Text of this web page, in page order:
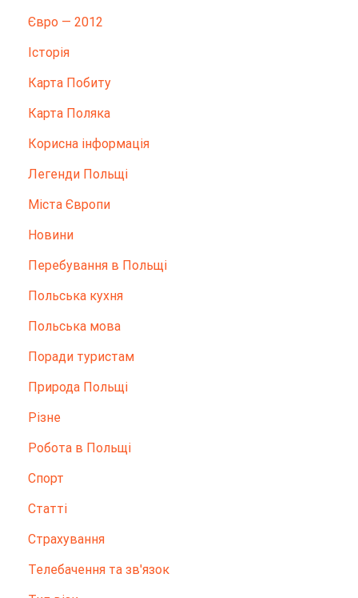
Євро — 2012
Історія
Карта Побиту
Карта Поляка
Корисна інформація
Легенди Польщі
Міста Європи
Новини
Перебування в Польщі
Польська кухня
Польська мова
Поради туристам
Природа Польщі
Різне
Робота в Польщі
Спорт
Статті
Страхування
Телебачення та зв'язок